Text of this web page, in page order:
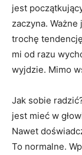
jest
zaczyna.
trochę
mi od razu
wyjdzie. Mimo
Jak sobie
jest mieć w
Nawet
To normalne.